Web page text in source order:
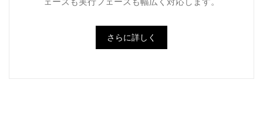
さらに詳しく